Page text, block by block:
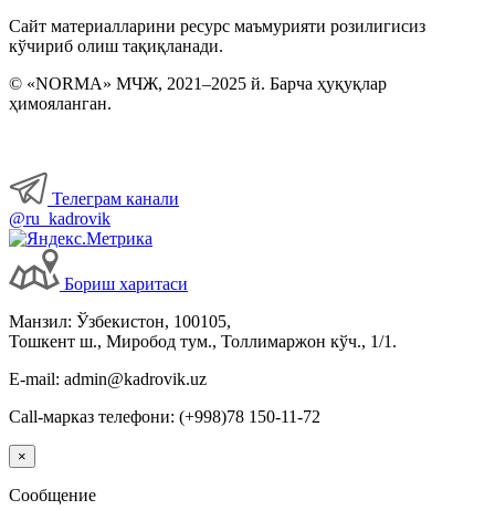
Сайт материалларини ресурс маъмурияти розилигисиз
кўчириб олиш тақиқланади.
© «NORMA» МЧЖ, 2021–2025 й. Барча ҳуқуқлар
ҳимояланган.
Телеграм канали
@ru_kadrovik
Бориш харитаси
Манзил: Ўзбекистон, 100105,
Тошкент ш., Миробод тум., Толлимаржон кўч., 1/1.
E-mail: admin@kadrovik.uz
Call-марказ телефони: (+998)78 150-11-72
×
Сообщение